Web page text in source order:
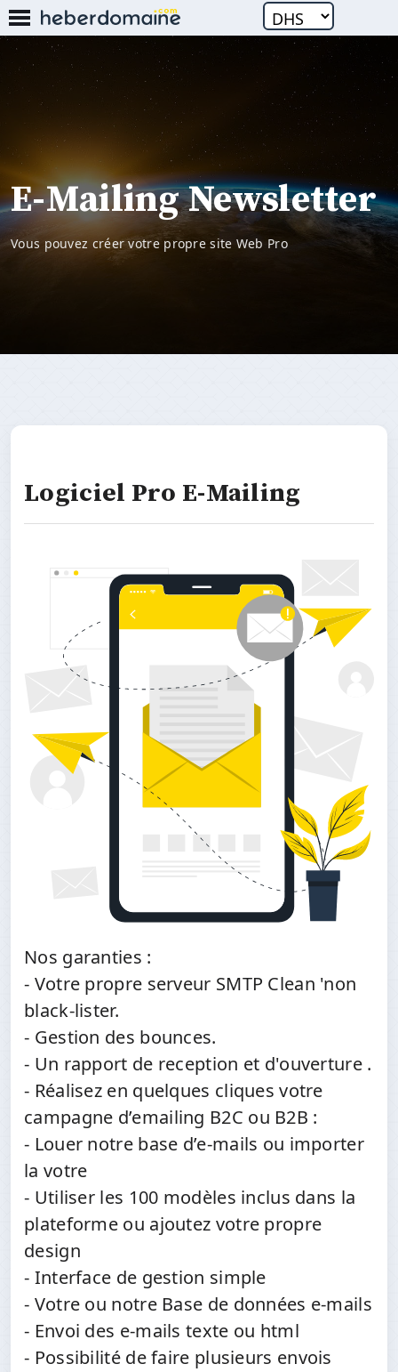
E-Mailing Newsletter
Vous pouvez créer votre propre site Web Pro
Logiciel Pro E-Mailing
Nos garanties :
- Votre propre serveur SMTP Clean 'non
black-lister.
- Gestion des bounces.
- Un rapport de reception et d'ouverture .
- Réalisez en quelques cliques votre
campagne d’emailing B2C ou B2B :
- Louer notre base d’e-mails ou importer
la votre
- Utiliser les 100 modèles inclus dans la
plateforme ou ajoutez votre propre
design
- Interface de gestion simple
- Votre ou notre Base de données e-mails
- Envoi des e-mails texte ou html
- Possibilité de faire plusieurs envois